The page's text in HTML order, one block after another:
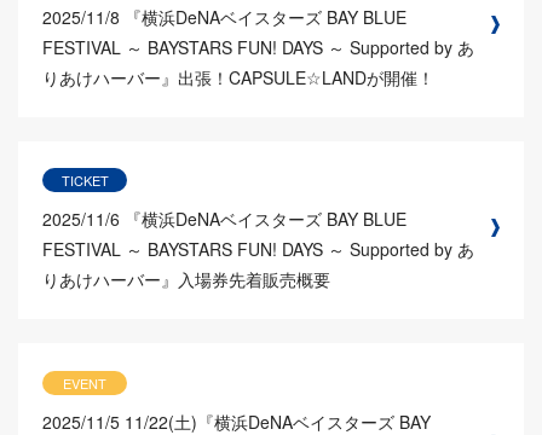
2025/11/8
『横浜DeNAベイスターズ BAY BLUE
FESTIVAL ～ BAYSTARS FUN! DAYS ～ Supported by あ
りあけハーバー』出張！CAPSULE☆LANDが開催！
TICKET
2025/11/6
『横浜DeNAベイスターズ BAY BLUE
FESTIVAL ～ BAYSTARS FUN! DAYS ～ Supported by あ
りあけハーバー』入場券先着販売概要
EVENT
2025/11/5 11/22(土)『横浜DeNAベイスターズ BAY